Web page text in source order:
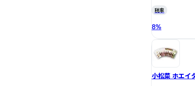
税率
8%
小松菜 ホエイ